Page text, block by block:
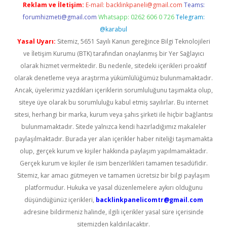
Reklam ve İletişim: E-mail: backlinkpaneli@gmail.com Teams:
forumhizmeti@gmail.com Whatsapp: 0262 606 0 726 Telegram:
@karabul
Yasal Uyarı: Sitemiz, 5651 Sayılı Kanun gereğince Bilgi Teknolojileri
ve İletişim Kurumu (BTK) tarafından onaylanmış bir Yer Sağlayıcı
olarak hizmet vermektedir. Bu nedenle, sitedeki içerikleri proaktif
olarak denetleme veya araştırma yükümlülüğümüz bulunmamaktadır.
Ancak, üyelerimiz yazdıkları içeriklerin sorumluluğunu taşımakta olup,
siteye üye olarak bu sorumluluğu kabul etmiş sayılırlar. Bu internet
sitesi, herhangi bir marka, kurum veya şahıs şirketi ile hiçbir bağlantısı
bulunmamaktadır. Sitede yalnızca kendi hazırladığımız makaleler
paylaşılmaktadır. Burada yer alan içerikler haber niteliği taşımamakta
olup, gerçek kurum ve kişiler hakkında paylaşım yapılmamaktadır.
Gerçek kurum ve kişiler ile isim benzerlikleri tamamen tesadüfidir.
Sitemiz, kar amacı gütmeyen ve tamamen ücretsiz bir bilgi paylaşım
platformudur. Hukuka ve yasal düzenlemelere aykırı olduğunu
düşündüğünüz içerikleri, backlinkpanelicomtr@gmail.com
adresine bildirmeniz halinde, ilgili içerikler yasal süre içerisinde
sitemizden kaldırılacaktır.